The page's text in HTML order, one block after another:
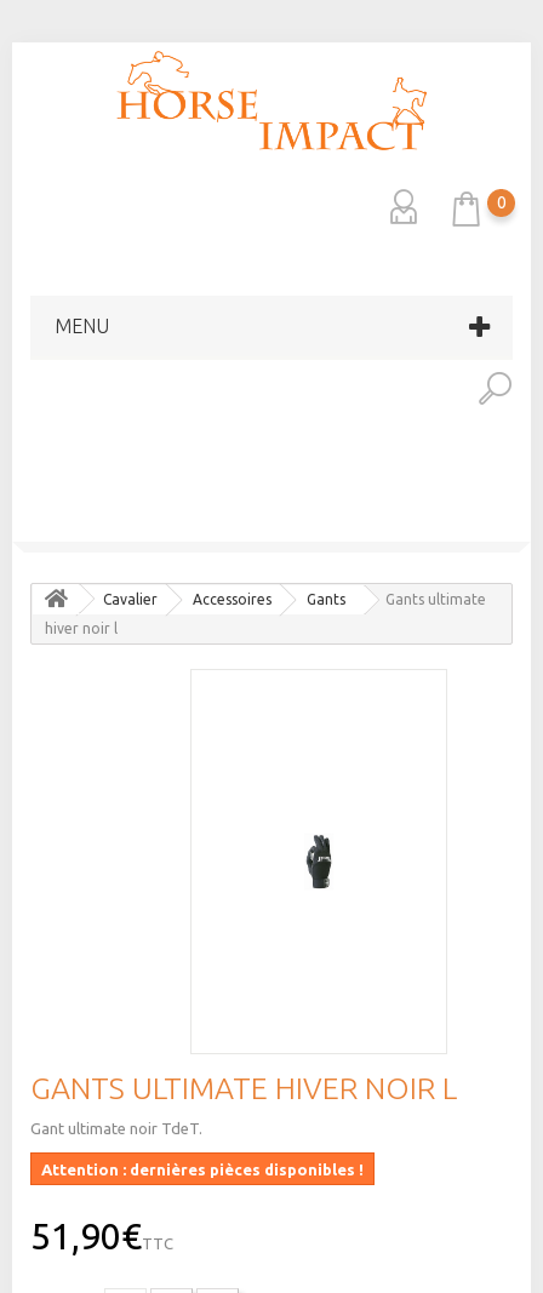
0
MENU
Cavalier Accessoires Gants
Gants ultimate
hiver noir l
GANTS ULTIMATE HIVER NOIR L
Gant ultimate noir TdeT.
Attention : dernières pièces disponibles !
51,90€TTC